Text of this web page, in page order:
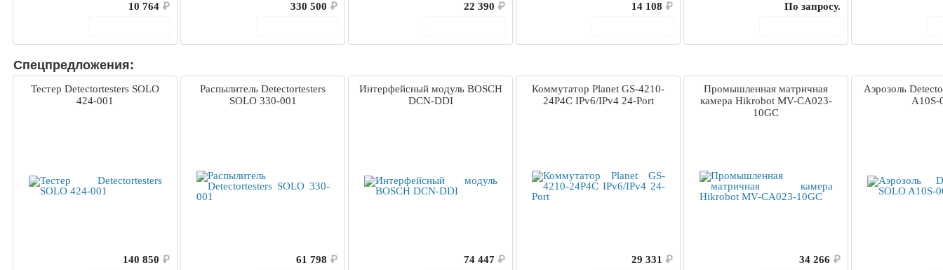
10 764 ₽
330 500 ₽
22 390 ₽
14 108 ₽
По запросу.
Спецпредложения:
Тестер Detectortesters SOLO
424-001
140 850 ₽
Распылитель Detectortesters
SOLO 330-001
61 798 ₽
Интерфейсный модуль BOSCH
DCN-DDI
74 447 ₽
Коммутатор Planet GS-4210-
24P4C IPv6/IPv4 24-Port
29 331 ₽
Промышленная матричная
камера Hikrobot MV-CA023-
10GC
34 266 ₽
Аэрозоль
A10S-